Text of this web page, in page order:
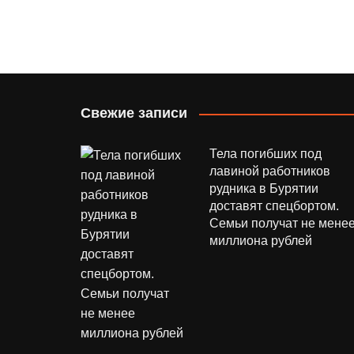
Свежие записи
Тела погибших под
лавиной работников
рудника в Бурятии
доставят спецбортом.
Семьи получат не
миллиона рублей